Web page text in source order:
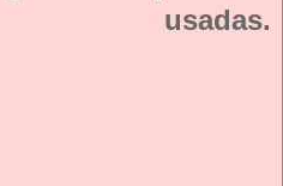
usadas.